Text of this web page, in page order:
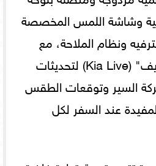
وشاشة اللمس المخصصة
ونظام الملاحة، مع
توفير خدمات "كيا لايف" (Kia Live) لتحديثات
السير وتوقعات الطقس
عند السفر لكل